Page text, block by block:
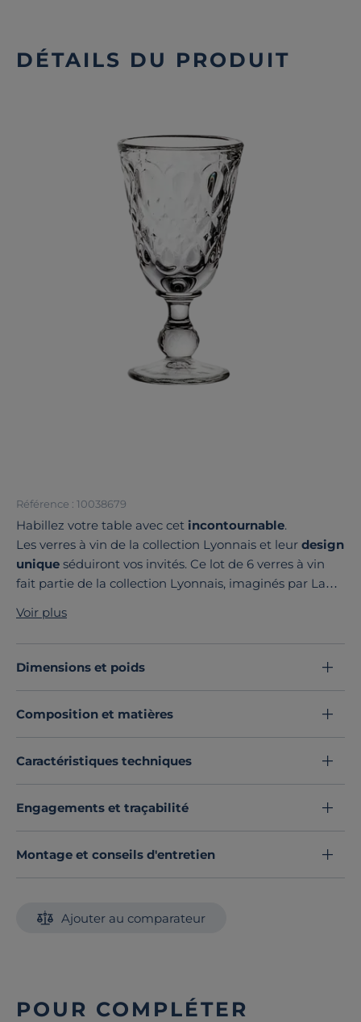
DÉTAILS DU PRODUIT
Référence : 10038679
Habillez votre table avec cet incontournable.
Les verres à vin de la collection Lyonnais et leur design
unique séduiront vos invités. Ce lot de 6 verres à vin
fait partie de la collection Lyonnais, imaginés par La
des motifs précieux de la Renaissance. Fabriqués en
verre pressé. Produitsfrançaisfabriqués à Passavant-
la-Rochère (70), ces verres à vin de grande qualité sont
Découvrez toute notre sélection :
Voir plus
Dimensions et poids
Composition et matières
Caractéristiques techniques
Engagements et traçabilité
Montage et conseils d'entretien
Ajouter au comparateur
POUR COMPLÉTER